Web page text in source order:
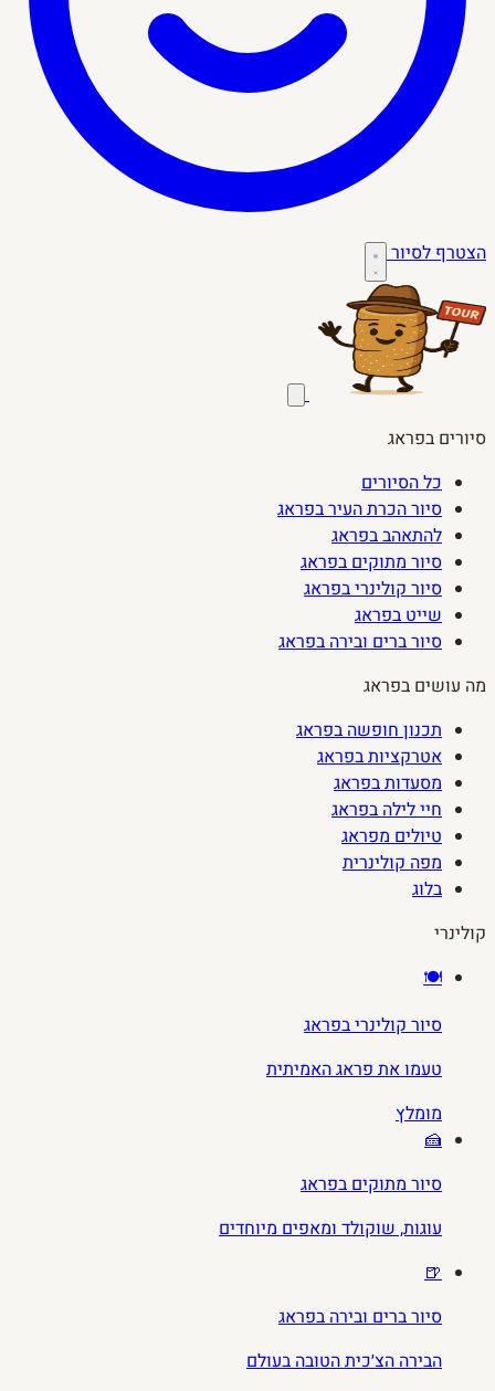
הצטרף לסיור
סיורים בפראג
כל הסיורים
סיור הכרת העיר בפראג
להתאהב בפראג
סיור מתוקים בפראג
סיור קולינרי בפראג
שייט בפראג
סיור ברים ובירה בפראג
מה עושים בפראג
תכנון חופשה בפראג
אטרקציות בפראג
מסעדות בפראג
חיי לילה בפראג
טיולים מפראג
מפה קולינרית
בלוג
קולינרי
🍽️
סיור קולינרי בפראג
טעמו את פראג האמיתית
מומלץ
🍰
סיור מתוקים בפראג
עוגות, שוקולד ומאפים מיוחדים
🍺
סיור ברים ובירה בפראג
הבירה הצ׳כית הטובה בעולם